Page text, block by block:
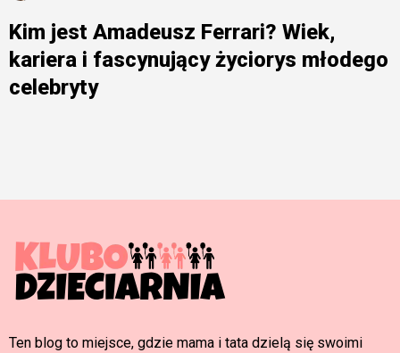
Kim jest Amadeusz Ferrari? Wiek,
kariera i fascynujący życiorys młodego
celebryty
Ten blog to miejsce, gdzie mama i tata dzielą się swoimi